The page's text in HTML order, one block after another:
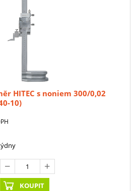
HITEC s noniem 300/0,02
10)
KOUPIT